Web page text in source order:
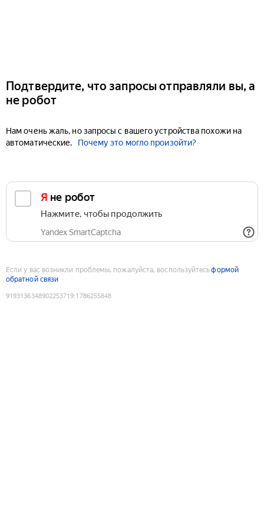
Подтвердите, что запросы отправляли вы, а
не робот
Нам очень жаль, но запросы с вашего устройства похожи на
автоматические.
Почему это могло произойти?
Я не робот
Нажмите, чтобы продолжить
Yandex SmartCaptcha
Если у вас возникли проблемы, пожалуйста, воспользуйтесьформой
обратной связи
9193136348902253719:1786255848